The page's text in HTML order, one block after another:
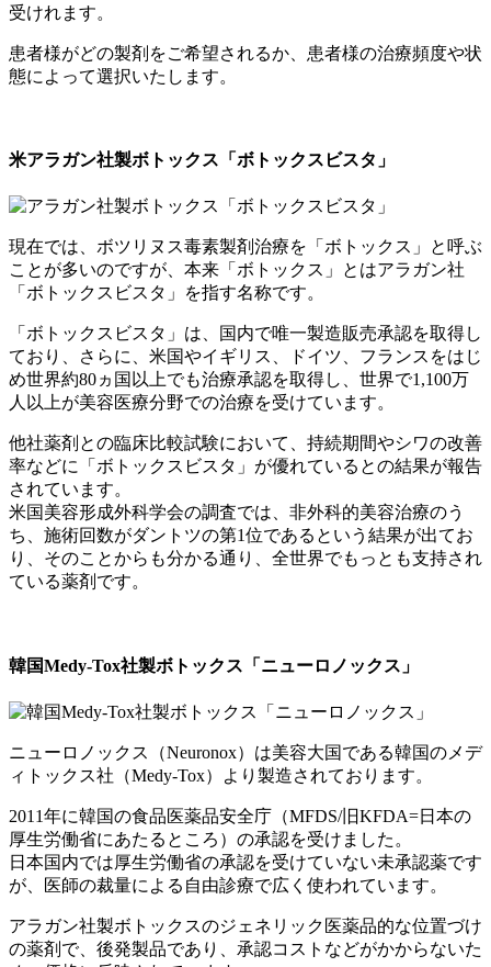
受けれます。
患者様がどの製剤をご希望されるか、患者様の治療頻度や状
態によって選択いたします。
米アラガン社製ボトックス「ボトックスビスタ」
現在では、ボツリヌス毒素製剤治療を「ボトックス」と呼ぶ
ことが多いのですが、本来「ボトックス」とはアラガン社
「ボトックスビスタ」を指す名称です。
「ボトックスビスタ」は、国内で唯一製造販売承認を取得し
ており、さらに、米国やイギリス、ドイツ、フランスをはじ
め世界約80ヵ国以上でも治療承認を取得し、世界で1,100万
人以上が美容医療分野での治療を受けています。
他社薬剤との臨床比較試験において、持続期間やシワの改善
率などに「ボトックスビスタ」が優れているとの結果が報告
されています。
米国美容形成外科学会の調査では、非外科的美容治療のう
ち、施術回数がダントツの第1位であるという結果が出てお
り、そのことからも分かる通り、全世界でもっとも支持され
ている薬剤です。
韓国Medy-Tox社製ボトックス「ニューロノックス」
ニューロノックス（Neuronox）は美容大国である韓国のメデ
ィトックス社（Medy-Tox）より製造されております。
2011年に韓国の食品医薬品安全庁（MFDS/旧KFDA=日本の
厚生労働省にあたるところ）の承認を受けました。
日本国内では厚生労働省の承認を受けていない未承認薬です
が、医師の裁量による自由診療で広く使われています。
アラガン社製ボトックスのジェネリック医薬品的な位置づけ
の薬剤で、後発製品であり、承認コストなどがかからないた